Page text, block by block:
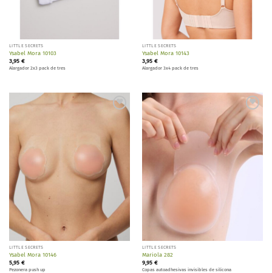
LITTLE SECRETS
Ysabel Mora 10103
3,95 €
Alargador 2x3 pack de tres
LITTLE SECRETS
Ysabel Mora 10143
3,95 €
Alargador 3x4 pack de tres
deseos
LITTLE SECRETS
Ysabel Mora 10146
5,95 €
Pezonera push up
Añadir
deseos
LITTLE SECRETS
Mariola 282
9,95 €
Copas autoadhesivas invisibles de silicona